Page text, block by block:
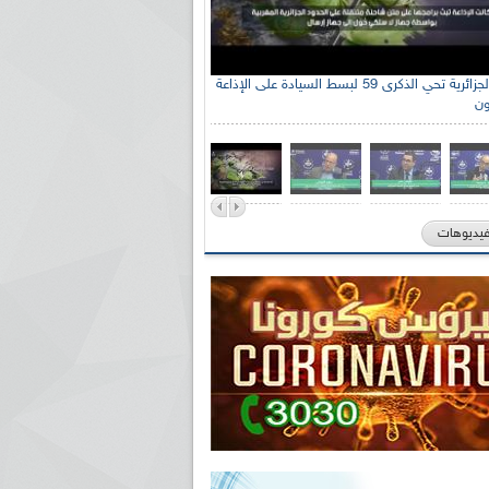
الإذاعة الجزائرية تحي الذكرى 59 لبسط السيادة على الإذاعة
الوطنية الجزائرية للتضامن مع الشعب
السيد سعيد العياشي